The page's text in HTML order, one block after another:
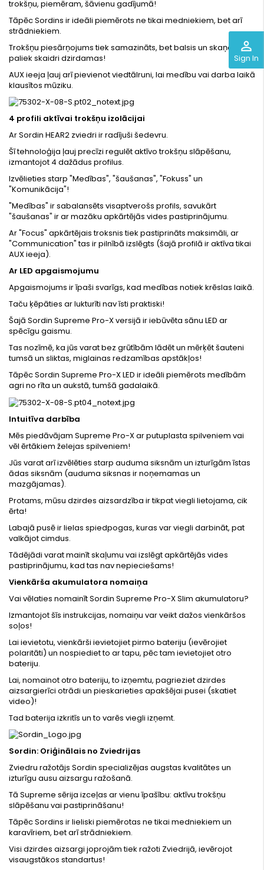
perm_identity
Sign In
trokšņu, piemēram, šāvienu gadījumā!
Tāpēc Sordins ir ideāli piemērots ne tikai medniekiem, bet arī
strādniekiem.
Trokšņu piesārņojums tiek samazināts, bet balsis un skaņas
paliek skaidri dzirdamas!
AUX ieeja ļauj arī pievienot viedtālruni, lai medību vai darba laikā
klausītos mūziku.
4 profili aktīvai trokšņu izolācijai
Ar Sordin HEAR2 zviedri ir radījuši šedevru.
Šī tehnoloģija ļauj precīzi regulēt aktīvo trokšņu slāpēšanu,
izmantojot 4 dažādus profilus.
Izvēlieties starp "Medības", "šaušanas", "Fokuss" un
"Komunikācija"!
"Medības" ir sabalansēts visaptverošs profils, savukārt
"šaušanas" ir ar mazāku apkārtējās vides pastiprinājumu.
Ar "Focus" apkārtējais troksnis tiek pastiprināts maksimāli, ar
"Communication" tas ir pilnībā izslēgts (šajā profilā ir aktīva tikai
AUX ieeja).
Ar LED apgaismojumu
Apgaismojums ir īpaši svarīgs, kad medības notiek krēslas laikā.
Taču ķēpāties ar lukturīti nav īsti praktiski!
Šajā Sordin Supreme Pro-X versijā ir iebūvēta sānu LED ar
spēcīgu gaismu.
Tas nozīmē, ka jūs varat bez grūtībām lādēt un mērķēt šauteni
tumsā un sliktas, miglainas redzamības apstākļos!
Tāpēc Sordin Supreme Pro-X LED ir ideāli piemērots medībām
agri no rīta un aukstā, tumšā gadalaikā.
Intuitīva darbība
Mēs piedāvājam Supreme Pro-X ar putuplasta spilveniem vai
vēl ērtākiem želejas spilveniem!
Jūs varat arī izvēlēties starp auduma siksnām un izturīgām īstas
ādas siksnām (auduma siksnas ir noņemamas un
mazgājamas).
Protams, mūsu dzirdes aizsardzība ir tikpat viegli lietojama, cik
ērta!
Labajā pusē ir lielas spiedpogas, kuras var viegli darbināt, pat
valkājot cimdus.
Tādējādi varat mainīt skaļumu vai izslēgt apkārtējās vides
pastiprinājumu, kad tas nav nepieciešams!
Vienkārša akumulatora nomaiņa
Vai vēlaties nomainīt Sordin Supreme Pro-X Slim akumulatoru?
Izmantojot šīs instrukcijas, nomaiņu var veikt dažos vienkāršos
soļos!
Lai ievietotu, vienkārši ievietojiet pirmo bateriju (ievērojiet
polaritāti) un nospiediet to ar tapu, pēc tam ievietojiet otro
bateriju.
Lai, nomainot otro bateriju, to izņemtu, pagrieziet dzirdes
aizsargierīci otrādi un pieskarieties apakšējai pusei (skatiet
video)!
Tad baterija izkritīs un to varēs viegli izņemt.
Sordin: Oriģinālais no Zviedrijas
Zviedru ražotājs Sordin specializējas augstas kvalitātes un
izturīgu ausu aizsargu ražošanā.
Tā Supreme sērija izceļas ar vienu īpašību: aktīvu trokšņu
slāpēšanu vai pastiprināšanu!
Tāpēc Sordins ir lieliski piemērotas ne tikai medniekiem un
karavīriem, bet arī strādniekiem.
Visi dzirdes aizsargi joprojām tiek ražoti Zviedrijā, ievērojot
visaugstākos standartus!